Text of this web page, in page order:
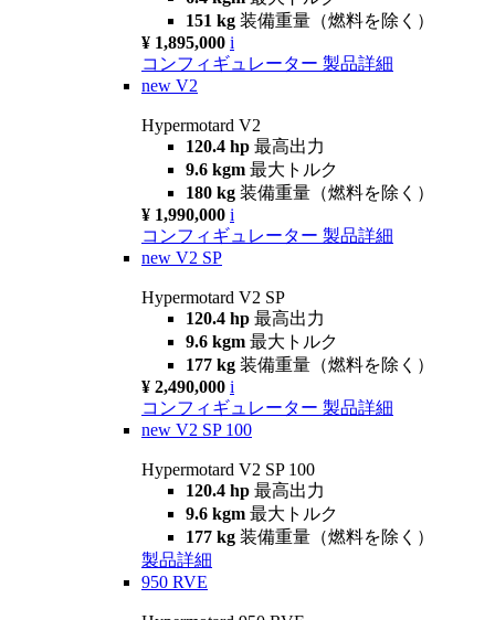
151 kg 装備重量（燃料を除く）
¥ 1,895,000 i
コンフィギュレーター 製品詳細
new V2
Hypermotard V2
120.4 hp 最高出力
9.6 kgm 最大トルク
180 kg 装備重量（燃料を除く）
¥ 1,990,000 i
コンフィギュレーター 製品詳細
new V2 SP
Hypermotard V2 SP
120.4 hp 最高出力
9.6 kgm 最大トルク
177 kg 装備重量（燃料を除く）
¥ 2,490,000 i
コンフィギュレーター 製品詳細
new V2 SP 100
Hypermotard V2 SP 100
120.4 hp 最高出力
9.6 kgm 最大トルク
177 kg 装備重量（燃料を除く）
製品詳細
950 RVE